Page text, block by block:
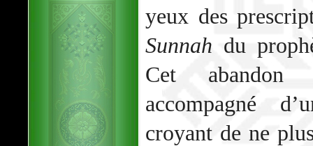
yeux des
Sunnah du
Cet abandon
accompagné
croyant de ne